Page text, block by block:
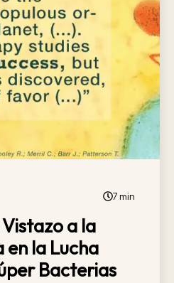
7 min
a la
la Lucha
Bacterias